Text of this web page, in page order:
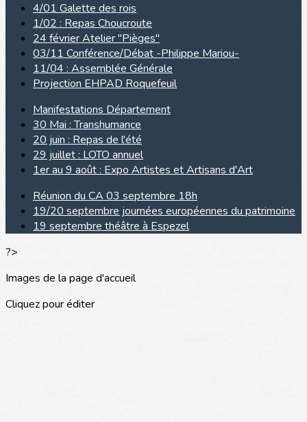
4/01 Galette des rois
1/02 : Repas Choucroute
24 février Atelier "Pièges"
03/11 Conférence/Débat -Philippe Mariou-
11/04 : Assemblée Générale
Projection EHPAD Roquefeuil
Manifestations Département
30 Mai : Transhumance
20 juin : Repas de l'été
29 juillet : LOTO annuel
1er au 9 août : Expo Artistes et Artisans d'Art
Réunion du CA 03 septembre 18h
19/20 septembre journées européennes du patrimoine
19 septembre théâtre à Espezel
?>
Images de la page d'accueil
Cliquez pour éditer